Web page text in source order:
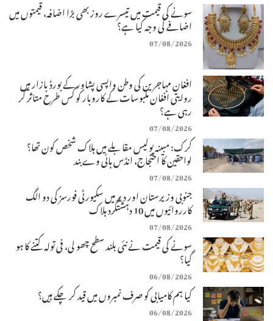
سونے کی قیمت میں تیسرے روز بھی بڑا اضافہ، قیمتوں میں
اضافے کی وجہ کیا ہے؟
07/08/2026
افغان مہاجرین کی وطن واپسی پشاور کے بورڈ بازار میں
روایتی افغان ملبوسات کے کاروبار کو کس طرح متاثر کر
رہی ہے؟
07/08/2026
کرک: مبینہ پولیس مقابلے میں ہلاک شخص کون تھا؟
لواحقین کا احتجاج، انڈس ہائی وے بند
07/08/2026
جنوبی وزیرستان اور دیر میں سکیورٹی فورسز کی دو الگ
کارروائیوں میں 10 دہشتگرد ہلاک
07/08/2026
سونے کی قیمت نے نئی بلند سطح چھو لی، فی تولہ کتنے کا ہو
گیا؟
06/08/2026
کیا ہم کامیابی کو صرف نمبروں میں قید کر چکے ہیں؟
06/08/2026